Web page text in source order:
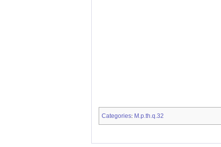
Categories: M.p.th.q.32